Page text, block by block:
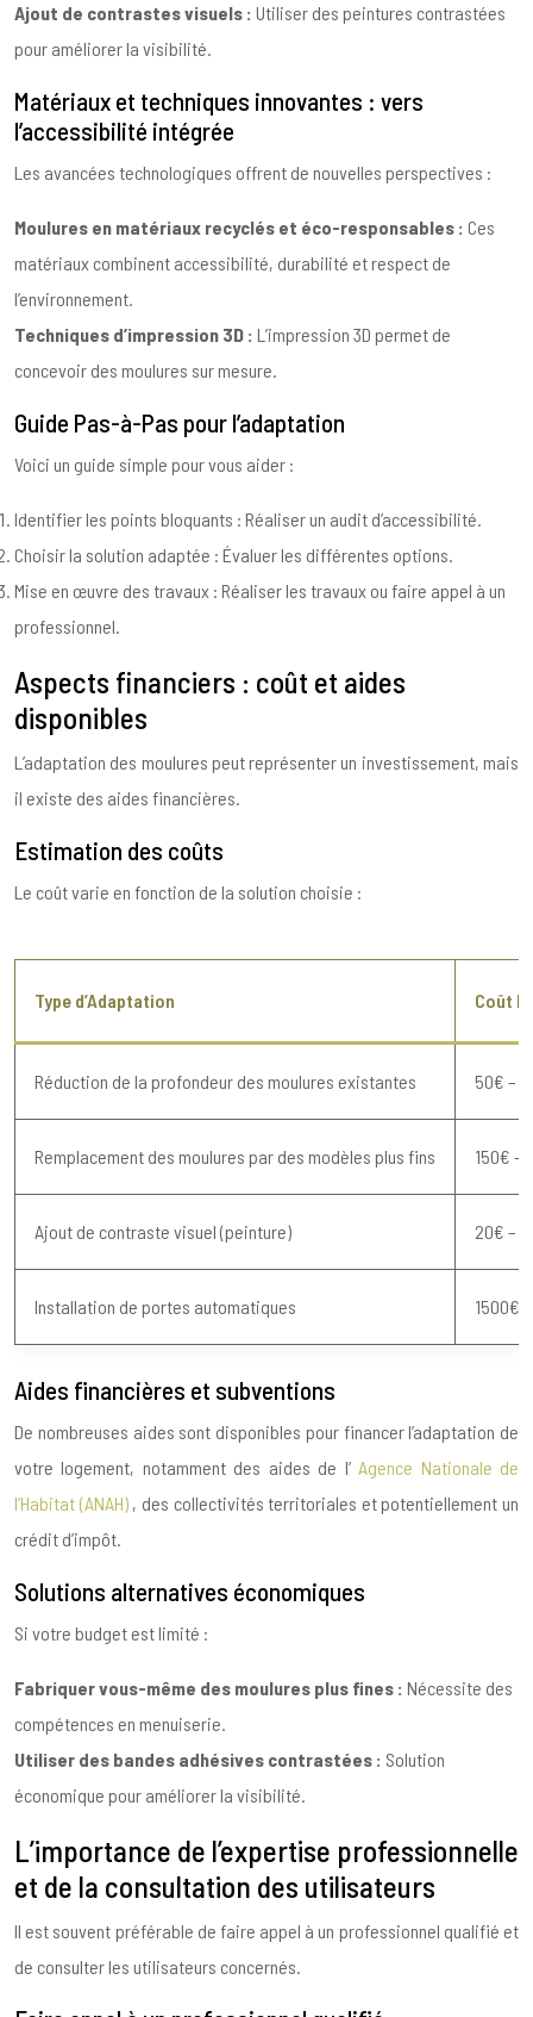
Ajout de contrastes visuels : Utiliser des peintures contrastées
pour améliorer la visibilité.
Matériaux et techniques innovantes : vers
l’accessibilité intégrée
Les avancées technologiques offrent de nouvelles perspectives :
Moulures en matériaux recyclés et éco-responsables : Ces
matériaux combinent accessibilité, durabilité et respect de
l’environnement.
Techniques d’impression 3D : L’impression 3D permet de
concevoir des moulures sur mesure.
Guide Pas-à-Pas pour l’adaptation
Voici un guide simple pour vous aider :
Identifier les points bloquants : Réaliser un audit d’accessibilité.
Choisir la solution adaptée : Évaluer les différentes options.
Mise en œuvre des travaux : Réaliser les travaux ou faire appel à un
professionnel.
Aspects financiers : coût et aides
disponibles
L’adaptation des moulures peut représenter un investissement, mais
il existe des aides financières.
Estimation des coûts
Le coût varie en fonction de la solution choisie :
Type d’Adaptation Coût
Réduction de la profondeur des moulures existantes 50€ –
Remplacement des moulures par des modèles plus fins 150€ –
Ajout de contraste visuel (peinture) 20€ –
Installation de portes automatiques 1500€
Aides financières et subventions
De nombreuses aides sont disponibles pour financer l’adaptation de
votre logement, notamment des aides de l’Agence Nationale de
l’Habitat (ANAH) , des collectivités territoriales et potentiellement un
crédit d’impôt.
Solutions alternatives économiques
Si votre budget est limité :
Fabriquer vous-même des moulures plus fines : Nécessite des
compétences en menuiserie.
Utiliser des bandes adhésives contrastées : Solution
économique pour améliorer la visibilité.
L’importance de l’expertise professionnelle
et de la consultation des utilisateurs
Il est souvent préférable de faire appel à un professionnel qualifié et
de consulter les utilisateurs concernés.